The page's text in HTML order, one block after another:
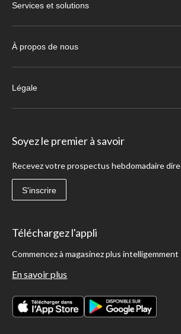
Services et solutions
À propos de nous
Légale
Soyez le premier à savoir
Recevez votre prospectus hebdomadaire
S'inscrire
Téléchargez l'appli
Commencez à magasinez plus intelligemment
En savoir plus